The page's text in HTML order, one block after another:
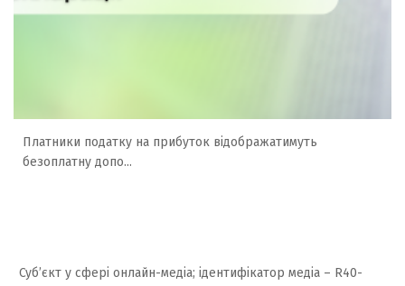
Платники податку на прибуток відображатимуть
безоплатну допо...
Суб’єкт у сфері онлайн-медіа; ідентифікатор медіа – R40-